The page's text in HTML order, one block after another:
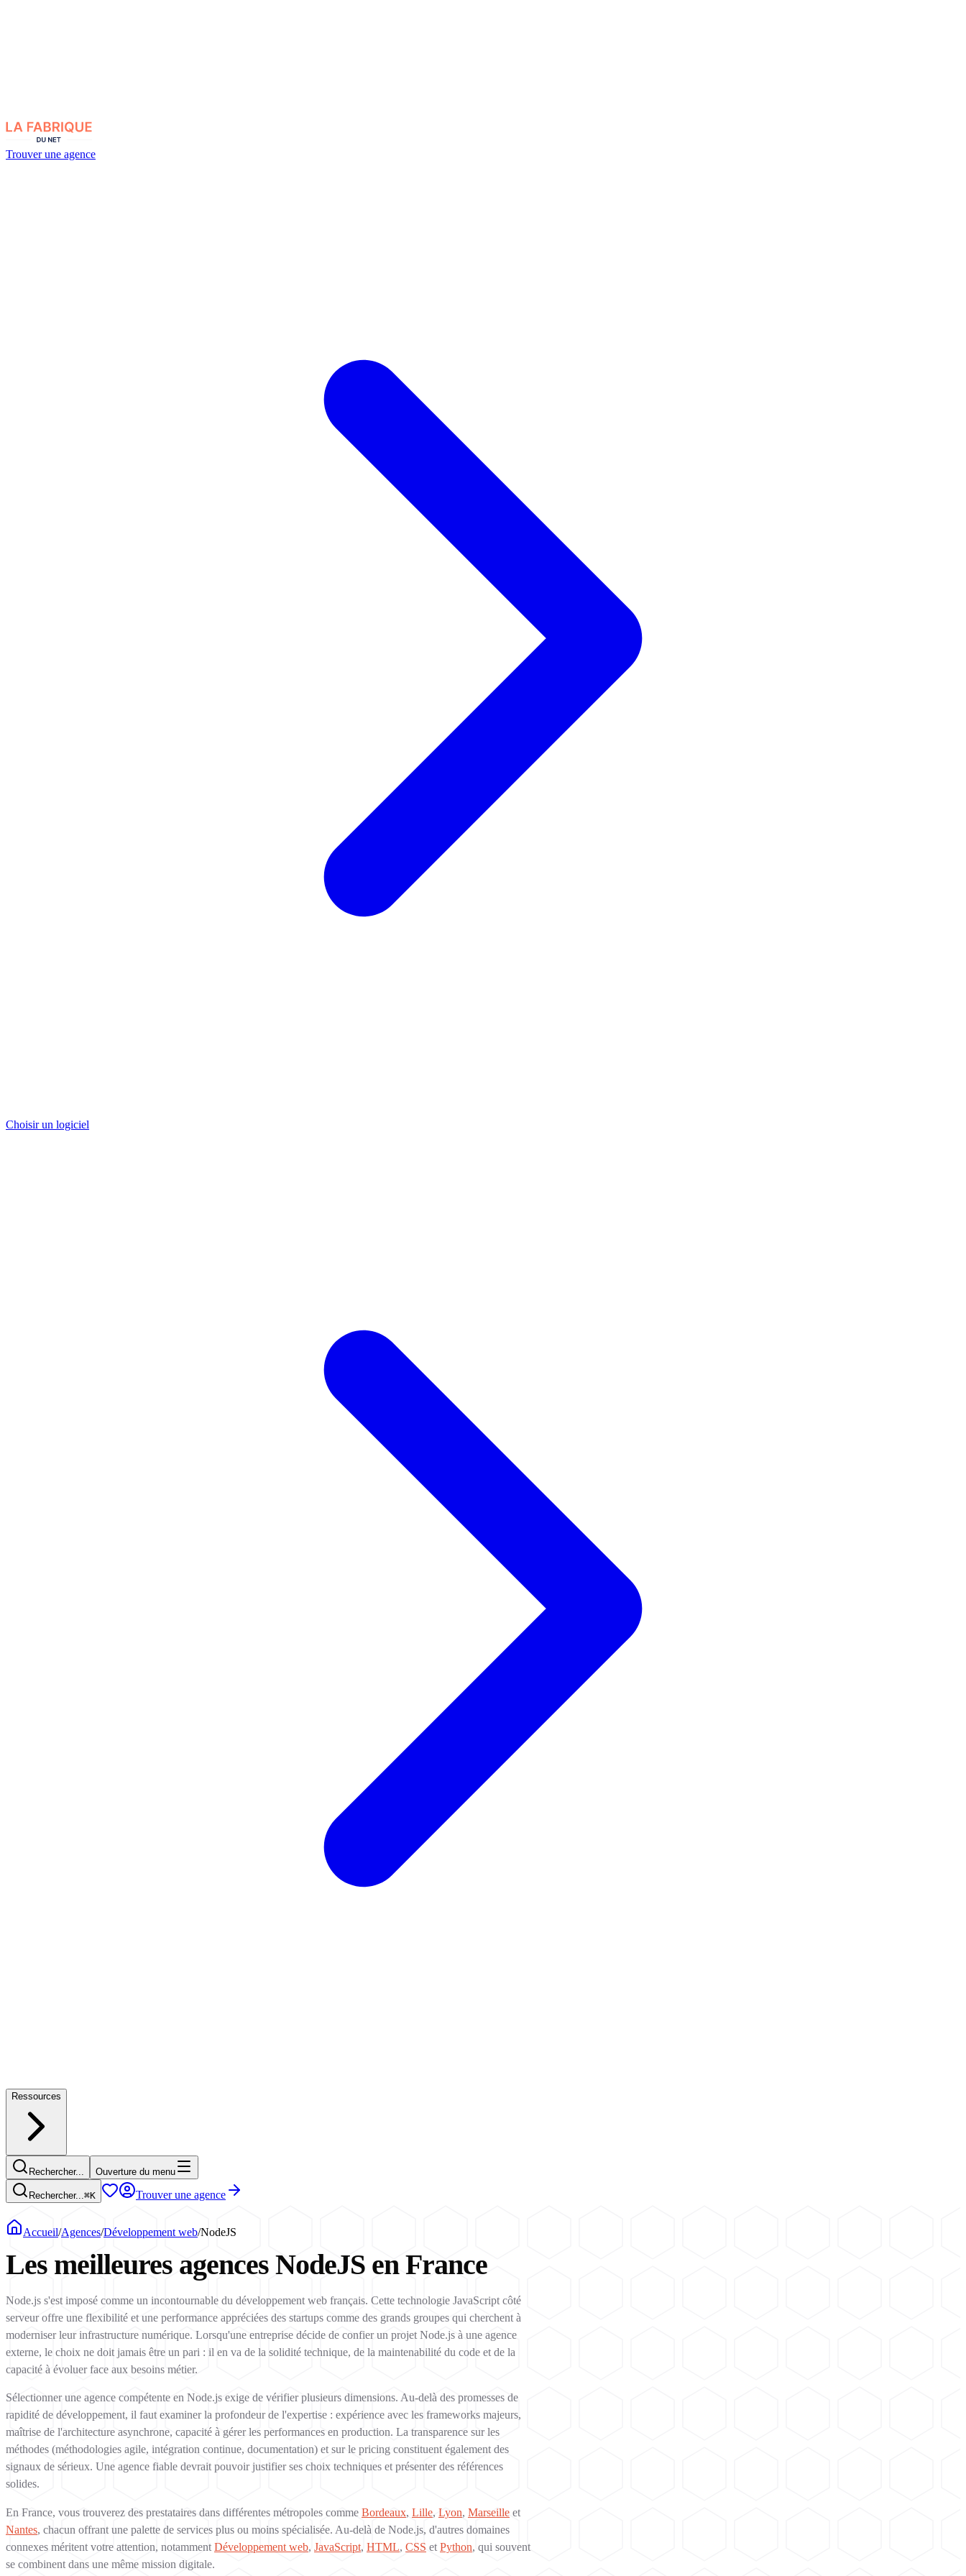
Trouver une agence
Choisir un logiciel
Ressources
Rechercher... Ouverture du menu
Rechercher...⌘K Trouver une agence
Accueil/Agences/Développement web/NodeJS
Les meilleures agences NodeJS en France
Node.js s'est imposé comme un incontournable du développement web français. Cette technologie JavaScript côté
serveur offre une flexibilité et une performance appréciées des startups comme des grands groupes qui cherchent à
moderniser leur infrastructure numérique. Lorsqu'une entreprise décide de confier un projet Node.js à une agence
externe, le choix ne doit jamais être un pari : il en va de la solidité technique, de la maintenabilité du code et de la
capacité à évoluer face aux besoins métier.
Sélectionner une agence compétente en Node.js exige de vérifier plusieurs dimensions. Au-delà des promesses de
rapidité de développement, il faut examiner la profondeur de l'expertise : expérience avec les frameworks majeurs,
maîtrise de l'architecture asynchrone, capacité à gérer les performances en production. La transparence sur les
méthodes (méthodologies agile, intégration continue, documentation) et sur le pricing constituent également des
signaux de sérieux. Une agence fiable devrait pouvoir justifier ses choix techniques et présenter des références
solides.
En France, vous trouverez des prestataires dans différentes métropoles comme Bordeaux, Lille, Lyon, Marseille et
Nantes, chacun offrant une palette de services plus ou moins spécialisée. Au-delà de Node.js, d'autres domaines
connexes méritent votre attention, notamment Développement web, JavaScript, HTML, CSS et Python, qui souvent
se combinent dans une même mission digitale.